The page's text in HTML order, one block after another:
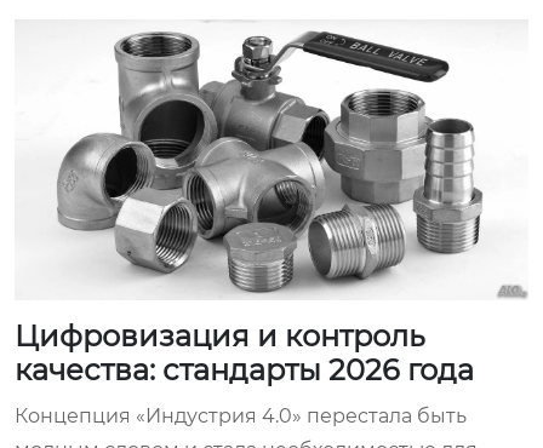
Цифровизация и контроль
качества: стандарты 2026 года
Концепция «Индустрия 4.0» перестала быть